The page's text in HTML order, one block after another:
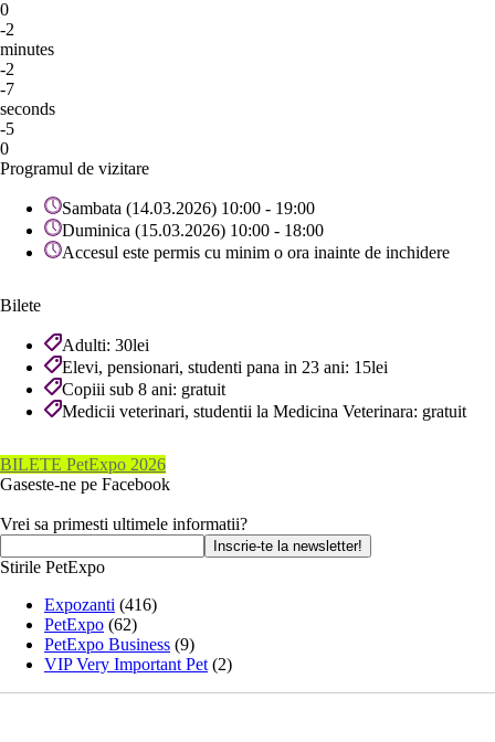
0
-2
minutes
-2
-7
seconds
-5
0
Programul de vizitare
Sambata (14.03.2026) 10:00 - 19:00
Duminica (15.03.2026) 10:00 - 18:00
Accesul este permis cu minim o ora inainte de inchidere
Bilete
Adulti: 30lei
Elevi, pensionari, studenti pana in 23 ani: 15lei
Copiii sub 8 ani: gratuit
Medicii veterinari, studentii la Medicina Veterinara: gratuit
BILETE PetExpo 2026
Gaseste-ne pe Facebook
Vrei sa primesti ultimele informatii?
Stirile PetExpo
Expozanti (416)
PetExpo (62)
PetExpo Business (9)
VIP Very Important Pet (2)